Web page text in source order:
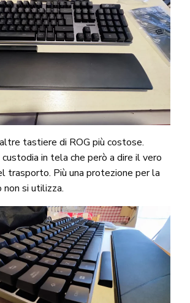
tastiere di ROG più costose.
custodia in tela che però a dire il vero
trasporto. Più una protezione per la
si utilizza.